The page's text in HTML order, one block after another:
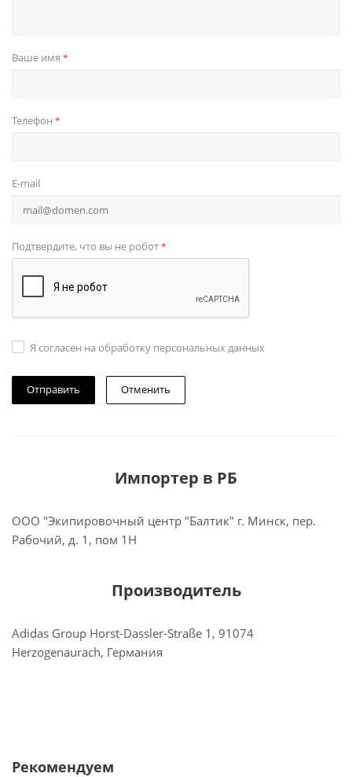
Ваше имя *
Телефон *
E-mail
Подтвердите, что вы не робот*
Я согласен на обработку персональных данных
Отменить
Импортер в РБ
ООО "Экипировочный центр "Балтик" г. Минск, пер.
Рабочий, д. 1, пом 1Н
Производитель
Adidas Group Horst-Dassler-Straße 1, 91074
Herzogenaurach, Германия
Рекомендуем